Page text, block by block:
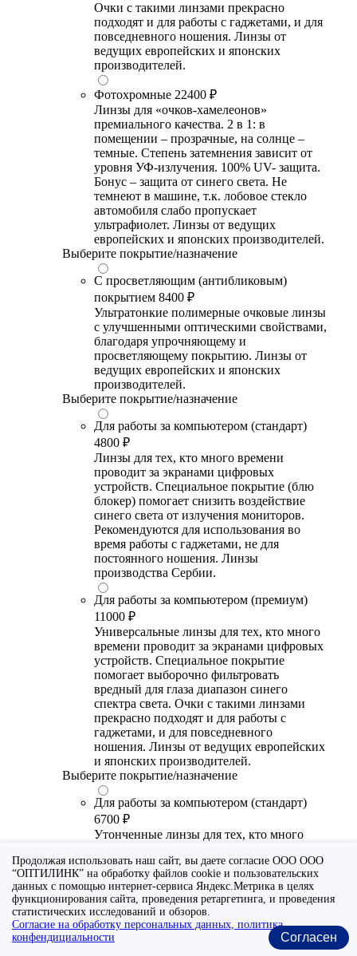
Очки с такими линзами прекрасно
подходят и для работы с гаджетами, и для
повседневного ношения. Линзы от
ведущих европейских и японских
производителей.
Фотохромные 22400 ₽
Линзы для «очков-хамелеонов»
премиального качества. 2 в 1: в
помещении – прозрачные, на солнце –
темные. Степень затемнения зависит от
уровня УФ-излучения. 100% UV- защита.
Бонус – защита от синего света. Не
темнеют в машине, т.к. лобовое стекло
автомобиля слабо пропускает
ультрафиолет. Линзы от ведущих
европейских и японских производителей.
Выберите покрытие/назначение
С просветляющим (антибликовым)
покрытием 8400 ₽
Ультратонкие полимерные очковые линзы
с улучшенными оптическими свойствами,
благодаря упрочняющему и
просветляющему покрытию. Линзы от
ведущих европейских и японских
производителей.
Выберите покрытие/назначение
Для работы за компьютером (стандарт)
4800 ₽
Линзы для тех, кто много времени
проводит за экранами цифровых
устройств. Специальное покрытие (блю
блокер) помогает снизить воздействие
синего света от излучения мониторов.
Рекомендуются для использования во
время работы с гаджетами, не для
постоянного ношения. Линзы
производства Сербии.
Для работы за компьютером (премиум)
11000 ₽
Универсальные линзы для тех, кто много
времени проводит за экранами цифровых
устройств. Специальное покрытие
помогает выборочно фильтровать
вредный для глаза диапазон синего
спектра света. Очки с такими линзами
прекрасно подходят и для работы с
гаджетами, и для повседневного
ношения. Линзы от ведущих европейских
и японских производителей.
Выберите покрытие/назначение
Для работы за компьютером (стандарт)
6700 ₽
Утонченные линзы для тех, кто много
устройств. Специальное покрытие (блю
блокер) помогает снизить воздействие
синего света от излучения мониторов.
Рекомендуются для использования во
время работы с гаджетами, не для
постоянного ношения. Линзы
производства Сербии или Ю.-В. Азии.
Продолжая использовать наш сайт, вы даете согласие ООО ООО
“ОПТИЛИНК” на обработку файлов cookie и пользовательских
данных с помощью интернет-сервиса Яндекс.Метрика в целях
функционирования сайта, проведения ретаргетинга, и проведения
статистических исследований и обзоров.
Согласие на обработку персональных данных, политика
конфендициальности
Согласен